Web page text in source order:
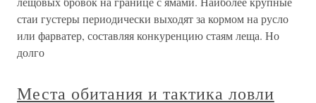
стаи густеры периодически выходят за кормом на русло
или фарватер, составляя конкуренцию стаям леща. Но
долго
Места обитания и тактика ловли